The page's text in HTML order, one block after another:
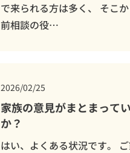
で来られる方は多く、 そこ
前相談の役…
2026/02/25
家族の意見がまとまって
か？
はい、よくある状況です。